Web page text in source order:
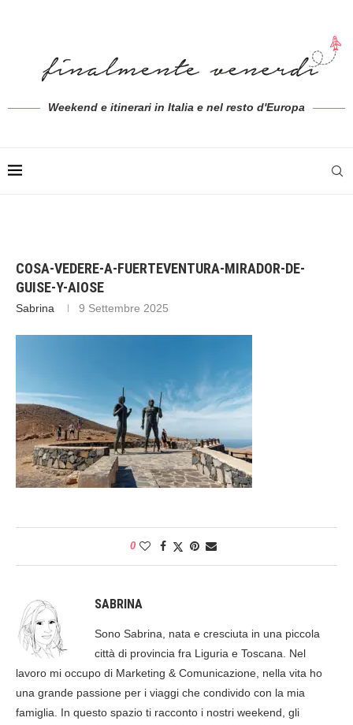
Weekend e itinerari in Italia e nel resto d'Europa
COSA-VEDERE-A-FUERTEVENTURA-MIRADOR-DE-
GUISE-Y-AIOSE
Sabrina 9 Settembre 2025
0
SABRINA
Sono Sabrina, nata e cresciuta in una piccola
città di provincia fra Liguria e Toscana. Nel
lavoro mi occupo di Marketing & Comunicazione, nella vita ho
una grande passione per i viaggi che condivido con la mia
famiglia. In questo spazio ti racconto i nostri weekend, gli